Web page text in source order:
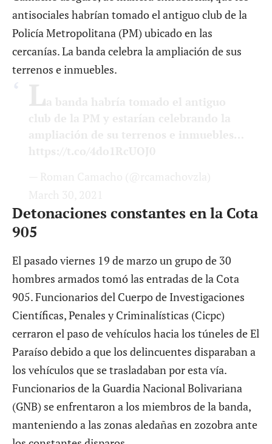
antisociales habrían tomado el antiguo club de la
Policía Metropolitana (PM) ubicado en las
cercanías. La banda celebra la ampliación de sus
terrenos e inmuebles.
L
Detonaciones constantes en la Cota
905
El pasado viernes 19 de marzo un grupo de 30
hombres armados tomó las entradas de la Cota
905 . Funcionarios del Cuerpo de Investigaciones
Científicas, Penales y Criminalísticas (Cicpc)
cerraron el paso de vehículos hacia los túneles de El
Paraíso debido a que los delincuentes disparaban a
los vehículos que se trasladaban por esta vía.
Funcionarios de la Guardia Nacional Bolivariana
(GNB) se enfrentaron a los miembros de la banda,
manteniendo a las zonas aledañas en zozobra ante
los constantes disparos.